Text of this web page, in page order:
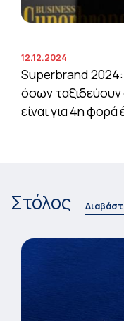
12.12.2024
Superbrand 2024:
όσων ταξιδεύουν
είναι για 4η
Στόλος